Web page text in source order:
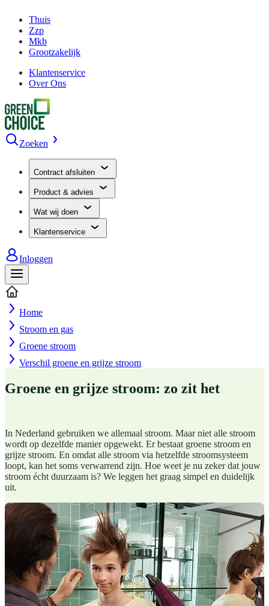
Thuis
Zzp
Mkb
Grootzakelijk
Klantenservice
Over Ons
Zoeken
Contract afsluiten
Product & advies
Wat wij doen
Klantenservice
Inloggen
Home
Stroom en gas
Groene stroom
Verschil groene en grijze stroom
Groene en grijze stroom: zo zit het
In Nederland gebruiken we allemaal stroom. Maar niet alle stroom
wordt op dezelfde manier opgewekt. Er bestaat groene stroom en
grijze stroom. En omdat alle stroom via hetzelfde stroomsysteem
loopt, kan het soms verwarrend zijn. Hoe weet je nu zeker dat jouw
stroom écht duurzaam is? We leggen het graag simpel en duidelijk
uit.